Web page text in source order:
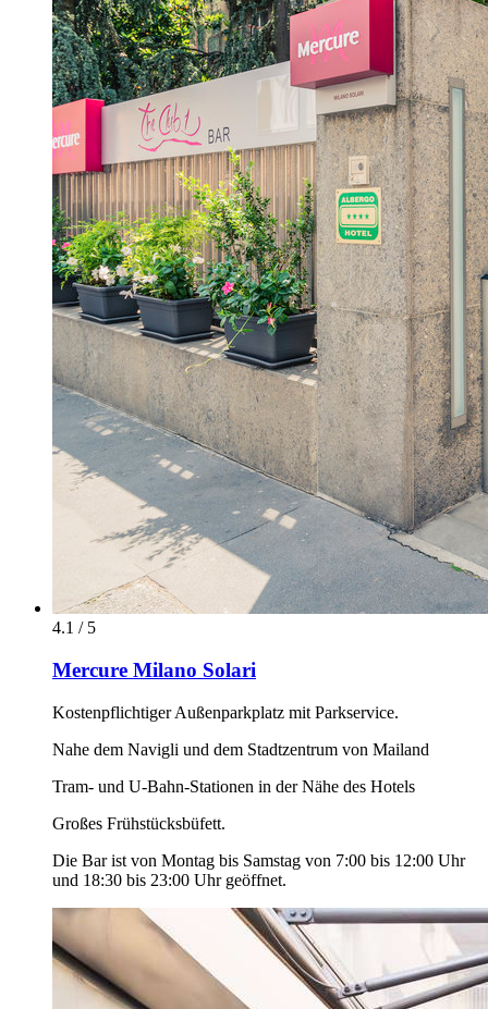
4.1 / 5
Mercure Milano Solari
Kostenpflichtiger Außenparkplatz mit Parkservice.
Nahe dem Navigli und dem Stadtzentrum von Mailand
Tram- und U-Bahn-Stationen in der Nähe des Hotels
Großes Frühstücksbüfett.
Die Bar ist von Montag bis Samstag von 7:00 bis 12:00 Uhr
und 18:30 bis 23:00 Uhr geöffnet.